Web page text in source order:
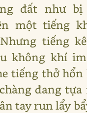
đất như bị
một tiếng
tiếng
không khí
tiếng thở hổn
đang
tay run lẩy